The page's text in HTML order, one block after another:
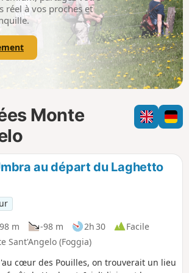
p
réel à vos proches et
Monte
au départ du Laghetto
m -98 m 2h 30
Facile
Sant'Angelo (Foggia)
cœur des Pouilles, on trouverait un lieu